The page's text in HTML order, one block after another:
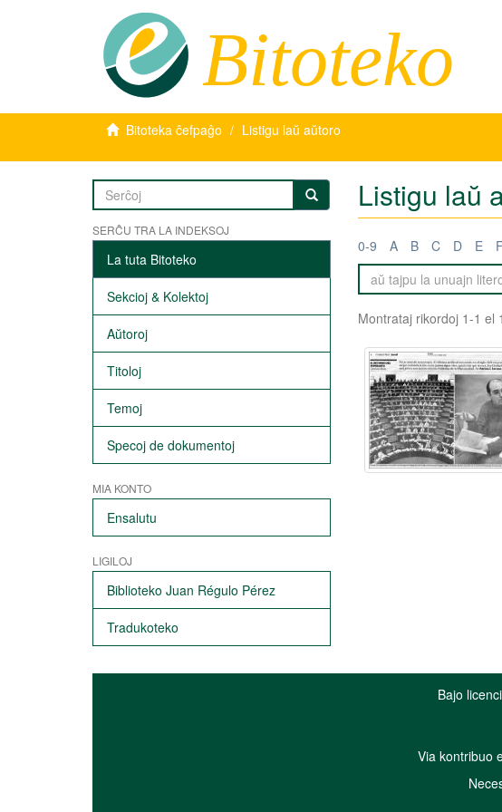
Bitoteko
Bitoteka ĉefpaĝo Listigu laŭ aŭtoro
SERĈU TRA LA INDEKSOJ
La tuta Bitoteko
Sekcioj & Kolektoj
Aŭtoroj
Titoloj
Temoj
Specoj de dokumentoj
MIA KONTO
Ensalutu
LIGILOJ
Biblioteko Juan Régulo Pérez
Tradukoteko
Listigu laŭ
0-9 A B C D E F
Montrataj rikordoj 1-1 el 1
Bajo
Via kontribuo